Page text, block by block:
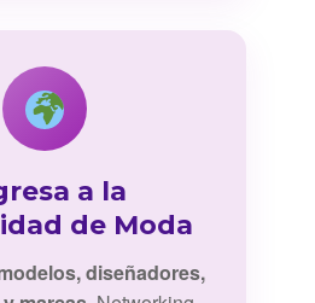
a la
de Moda
diseñadores,